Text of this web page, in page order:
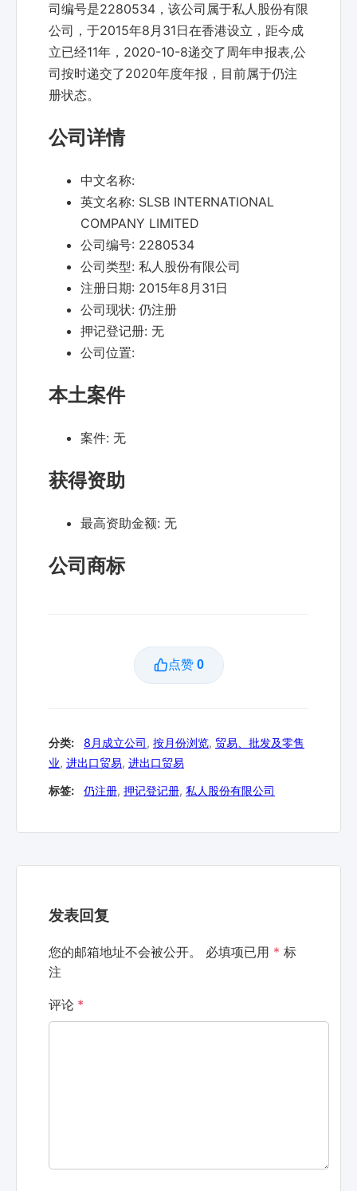
司编号是2280534，该公司属于私人股份有限
公司，于2015年8月31日在香港设立，距今成
立已经11年，2020-10-8递交了周年申报表,公
司按时递交了2020年度年报，目前属于仍注
册状态。
公司详情
中文名称:
英文名称: SLSB INTERNATIONAL
COMPANY LIMITED
公司编号: 2280534
公司类型: 私人股份有限公司
注册日期: 2015年8月31日
公司现状: 仍注册
押记登记册: 无
公司位置:
本土案件
案件: 无
获得资助
最高资助金额: 无
公司商标
点赞 0
分类: 8月成立公司, 按月份浏览, 贸易、批发及零售
业, 进出口贸易, 进出口贸易
标签: 仍注册, 押记登记册, 私人股份有限公司
发表回复
您的邮箱地址不会被公开。 必填项已用 * 标
注
评论 *